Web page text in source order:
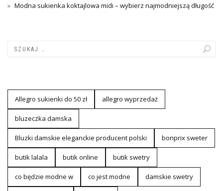
Modna sukienka koktajlowa midi – wybierz najmodniejszą długość
Allegro sukienki do 50 zł allegro wyprzedaż
bluzeczka damska
Bluzki damskie eleganckie producent polski bonprix sweter
butik lalala butik online butik swetry
co będzie modne w co jest modne damskie swetry